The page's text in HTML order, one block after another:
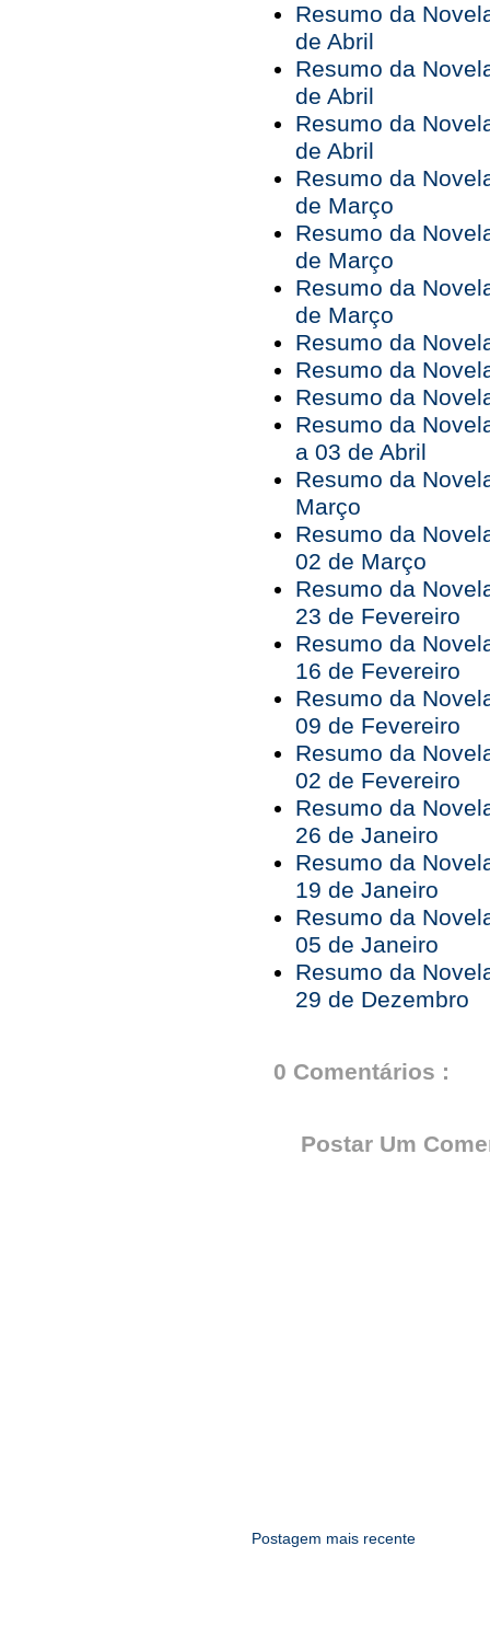
Resumo da
de Abril
Resumo da
de Abril
Resumo da
de Abril
Resumo da
de Março
Resumo da
de Março
Resumo da
de Março
Resumo da
Resumo da
Resumo da
Resumo da
a 03 de Abril
Resumo da
Março
Resumo da
02 de Março
Resumo da
23 de Fevereiro
Resumo da
16 de Fevereiro
Resumo da
09 de Fevereiro
Resumo da
02 de Fevereiro
Resumo da
26 de Janeiro
Resumo da
19 de Janeiro
Resumo da
05 de Janeiro
Resumo da
29 de Dezembro
0 Comentários :
Postar Um
Postagem mais recente